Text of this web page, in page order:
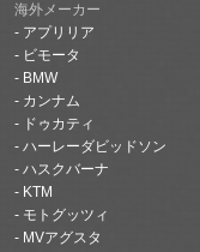
海外メーカー
アプリリア
ビモータ
BMW
カンナム
ドゥカティ
ハーレーダビッドソン
ハスクバーナ
KTM
モトグッツィ
MVアグスタ